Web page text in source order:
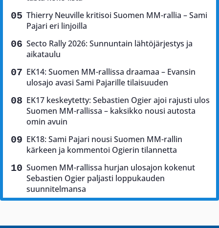
Thierry Neuville kritisoi Suomen MM-rallia – Sami
Pajari eri linjoilla
Secto Rally 2026: Sunnuntain lähtöjärjestys ja
aikataulu
EK14: Suomen MM-rallissa draamaa – Evansin
ulosajo avasi Sami Pajarille tilaisuuden
EK17 keskeytetty: Sebastien Ogier ajoi rajusti ulos
Suomen MM-rallissa – kaksikko nousi autosta
omin avuin
EK18: Sami Pajari nousi Suomen MM-rallin
kärkeen ja kommentoi Ogierin tilannetta
Suomen MM-rallissa hurjan ulosajon kokenut
Sebastien Ogier paljasti loppukauden
suunnitelmansa